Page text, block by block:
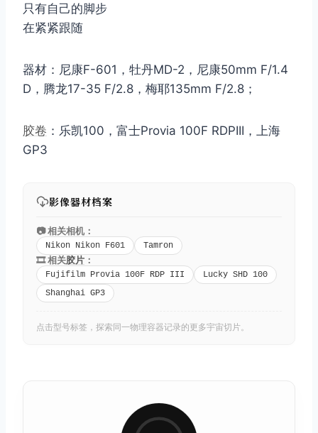
只有自己的脚步
在紧紧跟随
器材：尼康F-601，牡丹MD-2，尼康50mm F/1.4
D，腾龙17-35 F/2.8，梅耶135mm F/2.8；
胶卷 ：乐凯100，富士Provia 100F RDPIII，上海
GP3
影像器材档案
📷 相关相机：
Nikon Nikon F601 Tamron
🎞️ 相关胶片 ：
Fujifilm Provia 100F RDP III
Lucky SHD 100
Shanghai GP3
点击型号标签，探索同一物理容器记录的更多宇宙切片。